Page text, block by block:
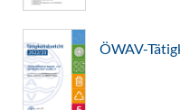
ÖWAV-